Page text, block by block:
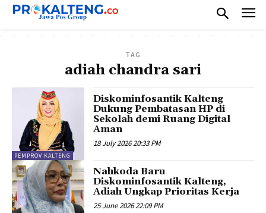
TAG
adiah chandra sari
PEMPROV KALTENG
Diskominfosantik Kalteng
Dukung Pembatasan HP di
Sekolah demi Ruang Digital
Aman
18 July 2026 20:33 PM
Nahkoda Baru
Diskominfosantik Kalteng,
Adiah Ungkap Prioritas Kerja
25 June 2026 22:09 PM